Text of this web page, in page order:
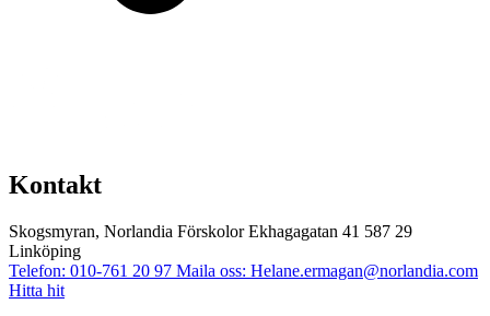
Kontakt
Skogsmyran, Norlandia Förskolor Ekhagagatan 41 587 29
Linköping
Telefon: 010-761 20 97 Maila oss: Helane.ermagan@norlandia.com
Hitta hit